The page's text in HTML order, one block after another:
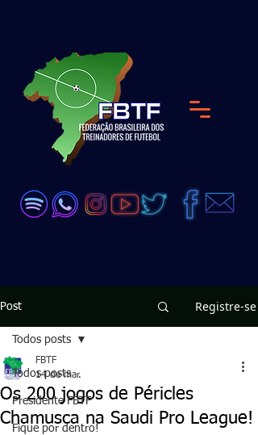
Post Registre-se
Todos posts
Presidente FBTF
Fique por dentro!
Todos posts
Os 200 jogos de Péricles
Chamusca na Saudi Pro League!
FBTF
14 de mar.